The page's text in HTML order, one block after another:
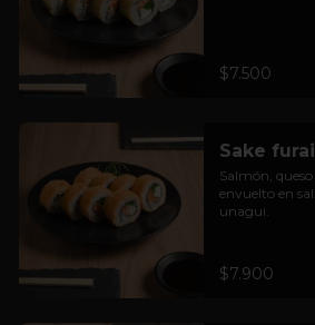
$7.500
Sake furai
Salmón,
envuelto en
unagui.
$7.900